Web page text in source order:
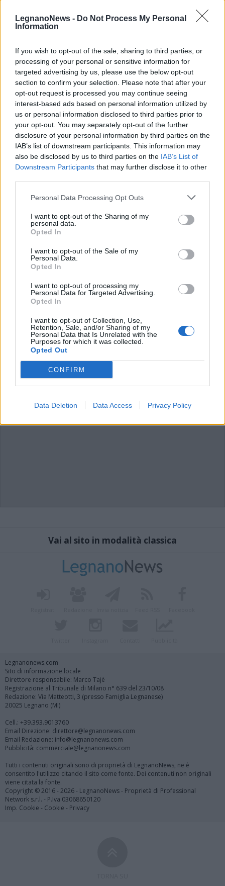
LegnanoNews - Do Not Process My Personal
Information
If you wish to opt-out of the sale, sharing to third parties, or
processing of your personal or sensitive information for
targeted advertising by us, please use the below opt-out
section to confirm your selection. Please note that after your
opt-out request is processed you may continue seeing
interest-based ads based on personal information utilized by
us or personal information disclosed to third parties prior to
your opt-out. You may separately opt-out of the further
disclosure of your personal information by third parties on the
IAB’s list of downstream participants. This information may
also be disclosed by us to third parties on the IAB’s List of
Downstream Participants that may further disclose it to other
Personal Data Processing Opt Outs
I want to opt-out of the Sharing of my
personal data.
Opted In
I want to opt-out of the Sale of my
Personal Data.
Opted In
I want to opt-out of processing my
Personal Data for Targeted Advertising.
Opted In
I want to opt-out of Collection, Use,
Retention, Sale, and/or Sharing of my
Personal Data that Is Unrelated with the
Purposes for which it was collected.
Opted Out
CONFIRM
Data Deletion Data Access Privacy Policy
SCUOLA
Prima campanella a Legnano,
l’assessore: “Progettiamo insieme
la scuola”
LEGNANO
Servizi educativi di Legnano ad
Azienda So.Le: “Qual è la
convenienza della cessione del
contratto?”
Vai al sito in modalità classica
Legnanonews.com
Sito di informazione locale
Direttore responsabile: Marco Tajè
Registrazione al Tribunale di Milano n° 639 del 23/10/08
Redazione: Via Matteotti, 3 (presso Famiglia Legnanese)
20025 Legnano (MI)
Cell.: +39.393.9013760
Email Direzione: direttore@legnanonews.com
Email Redazione: info@legnanonews.com
Pubblicità: commerciale@legnanonews.com
Tutti i contenuti originali sono di proprietà di LegnanoNews, ne è
consentito l'utilizzo citando il sito come fonte. Dei contenuti non originali
viene citata la fonte.
Copyright © 2016 - 2026 - LegnanoNews - Proprietà di Professional
Network s.r.l. - P.Iva 03068650120
Imp. Cookie - Cookie - Privacy